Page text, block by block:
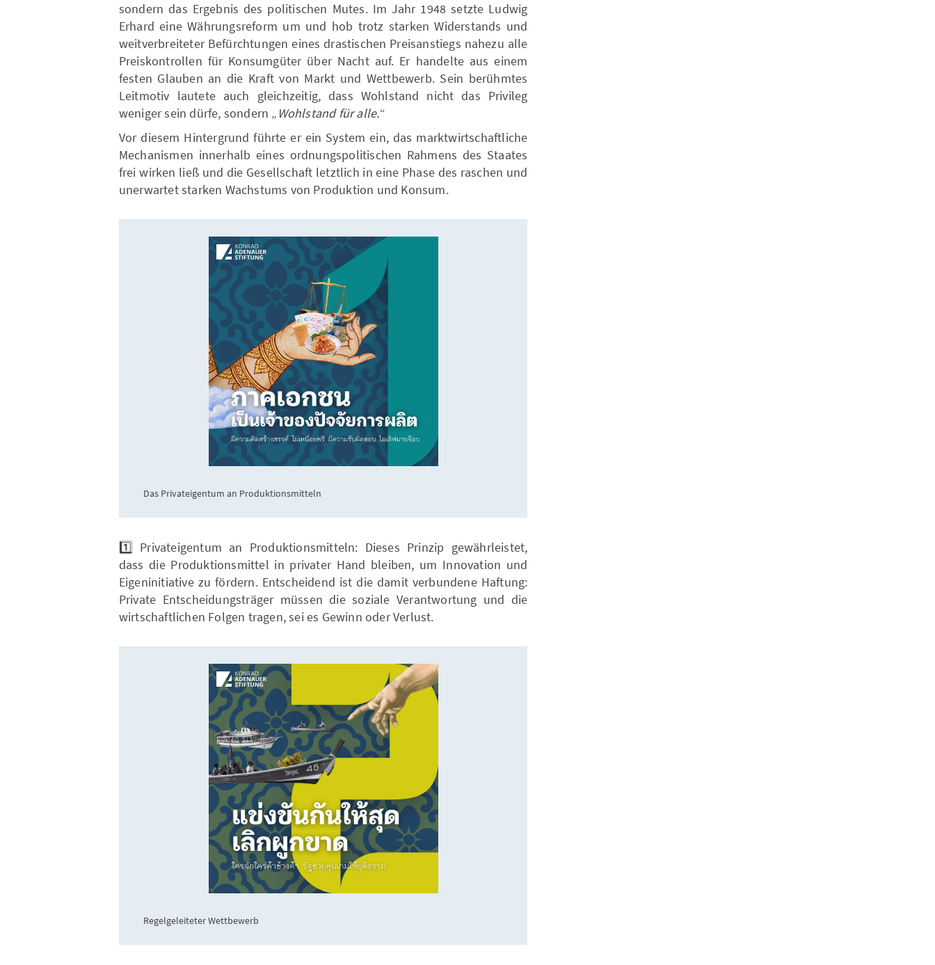
sondern das Ergebnis des politischen Mutes. Im Jahr 1948 setzte Ludwig
Erhard eine Währungsreform um und hob trotz starken Widerstands und
weitverbreiteter Befürchtungen eines drastischen Preisanstiegs nahezu alle
Preiskontrollen für Konsumgüter über Nacht auf. Er handelte aus einem
festen Glauben an die Kraft von Markt und Wettbewerb. Sein berühmtes
Leitmotiv lautete auch gleichzeitig, dass Wohlstand nicht das Privileg
weniger sein dürfe, sondern „ Wohlstand für alle.“
Vor diesem Hintergrund führte er ein System ein, das marktwirtschaftliche
Mechanismen innerhalb eines ordnungspolitischen Rahmens des Staates
frei wirken ließ und die Gesellschaft letztlich in eine Phase des raschen und
unerwartet starken Wachstums von Produktion und Konsum.
Das Privateigentum an Produktionsmitteln
1️⃣ Privateigentum an Produktionsmitteln: Dieses Prinzip gewährleistet,
dass die Produktionsmittel in privater Hand bleiben, um Innovation und
Eigeninitiative zu fördern. Entscheidend ist die damit verbundene Haftung:
Private Entscheidungsträger müssen die soziale Verantwortung und die
wirtschaftlichen Folgen tragen, sei es Gewinn oder Verlust.
Regelgeleiteter Wettbewerb